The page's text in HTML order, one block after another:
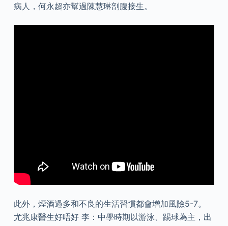
病人，何永超亦幫過陳慧琳剖腹接生。
此外，煙酒過多和不良的生活習慣都會增加風險5-7。
尤兆康醫生好唔好 李：中學時期以游泳、踢球為主，出